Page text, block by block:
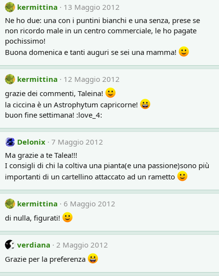
kermittina
13 Maggio 2012
Ne ho due: una con i puntini bianchi e una senza, prese se
non ricordo male in un centro commerciale, le ho pagate
pochissimo!
Buona domenica e tanti auguri se sei una mamma!
kermittina
12 Maggio 2012
grazie dei commenti, Taleina!
la ciccina è un Astrophytum capricorne!
buon fine settimana! :love_4:
Delonix 7 Maggio 2012
Ma grazie a te Talea!!!
I consigli di chi la coltiva una pianta(e una passione)sono più
importanti di un cartellino attaccato ad un rametto
kermittina
6 Maggio 2012
di nulla, figurati!
verdiana
2 Maggio 2012
Grazie per la preferenza